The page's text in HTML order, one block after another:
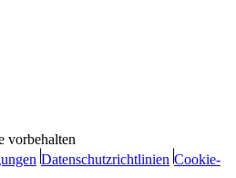
vorbehalten
Datenschutzrichtlinien Cookie-